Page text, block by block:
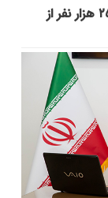
نمی‌توان نسبت به سرنوشت ۲۵۰ هزار نفر از